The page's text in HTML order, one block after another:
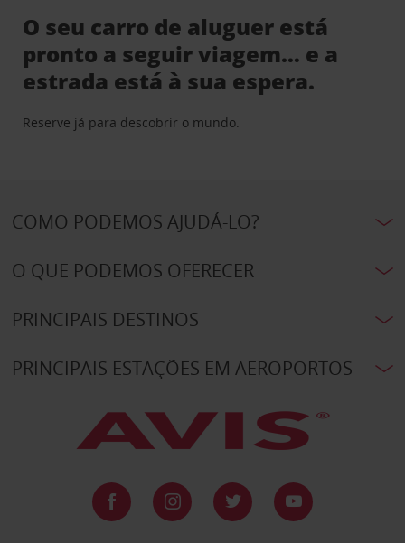
O seu carro de aluguer está
pronto a seguir viagem… e a
estrada está à sua espera.
Reserve já para descobrir o mundo.
COMO PODEMOS AJUDÁ-LO?
O QUE PODEMOS OFERECER
PRINCIPAIS DESTINOS
PRINCIPAIS ESTAÇÕES EM AEROPORTOS